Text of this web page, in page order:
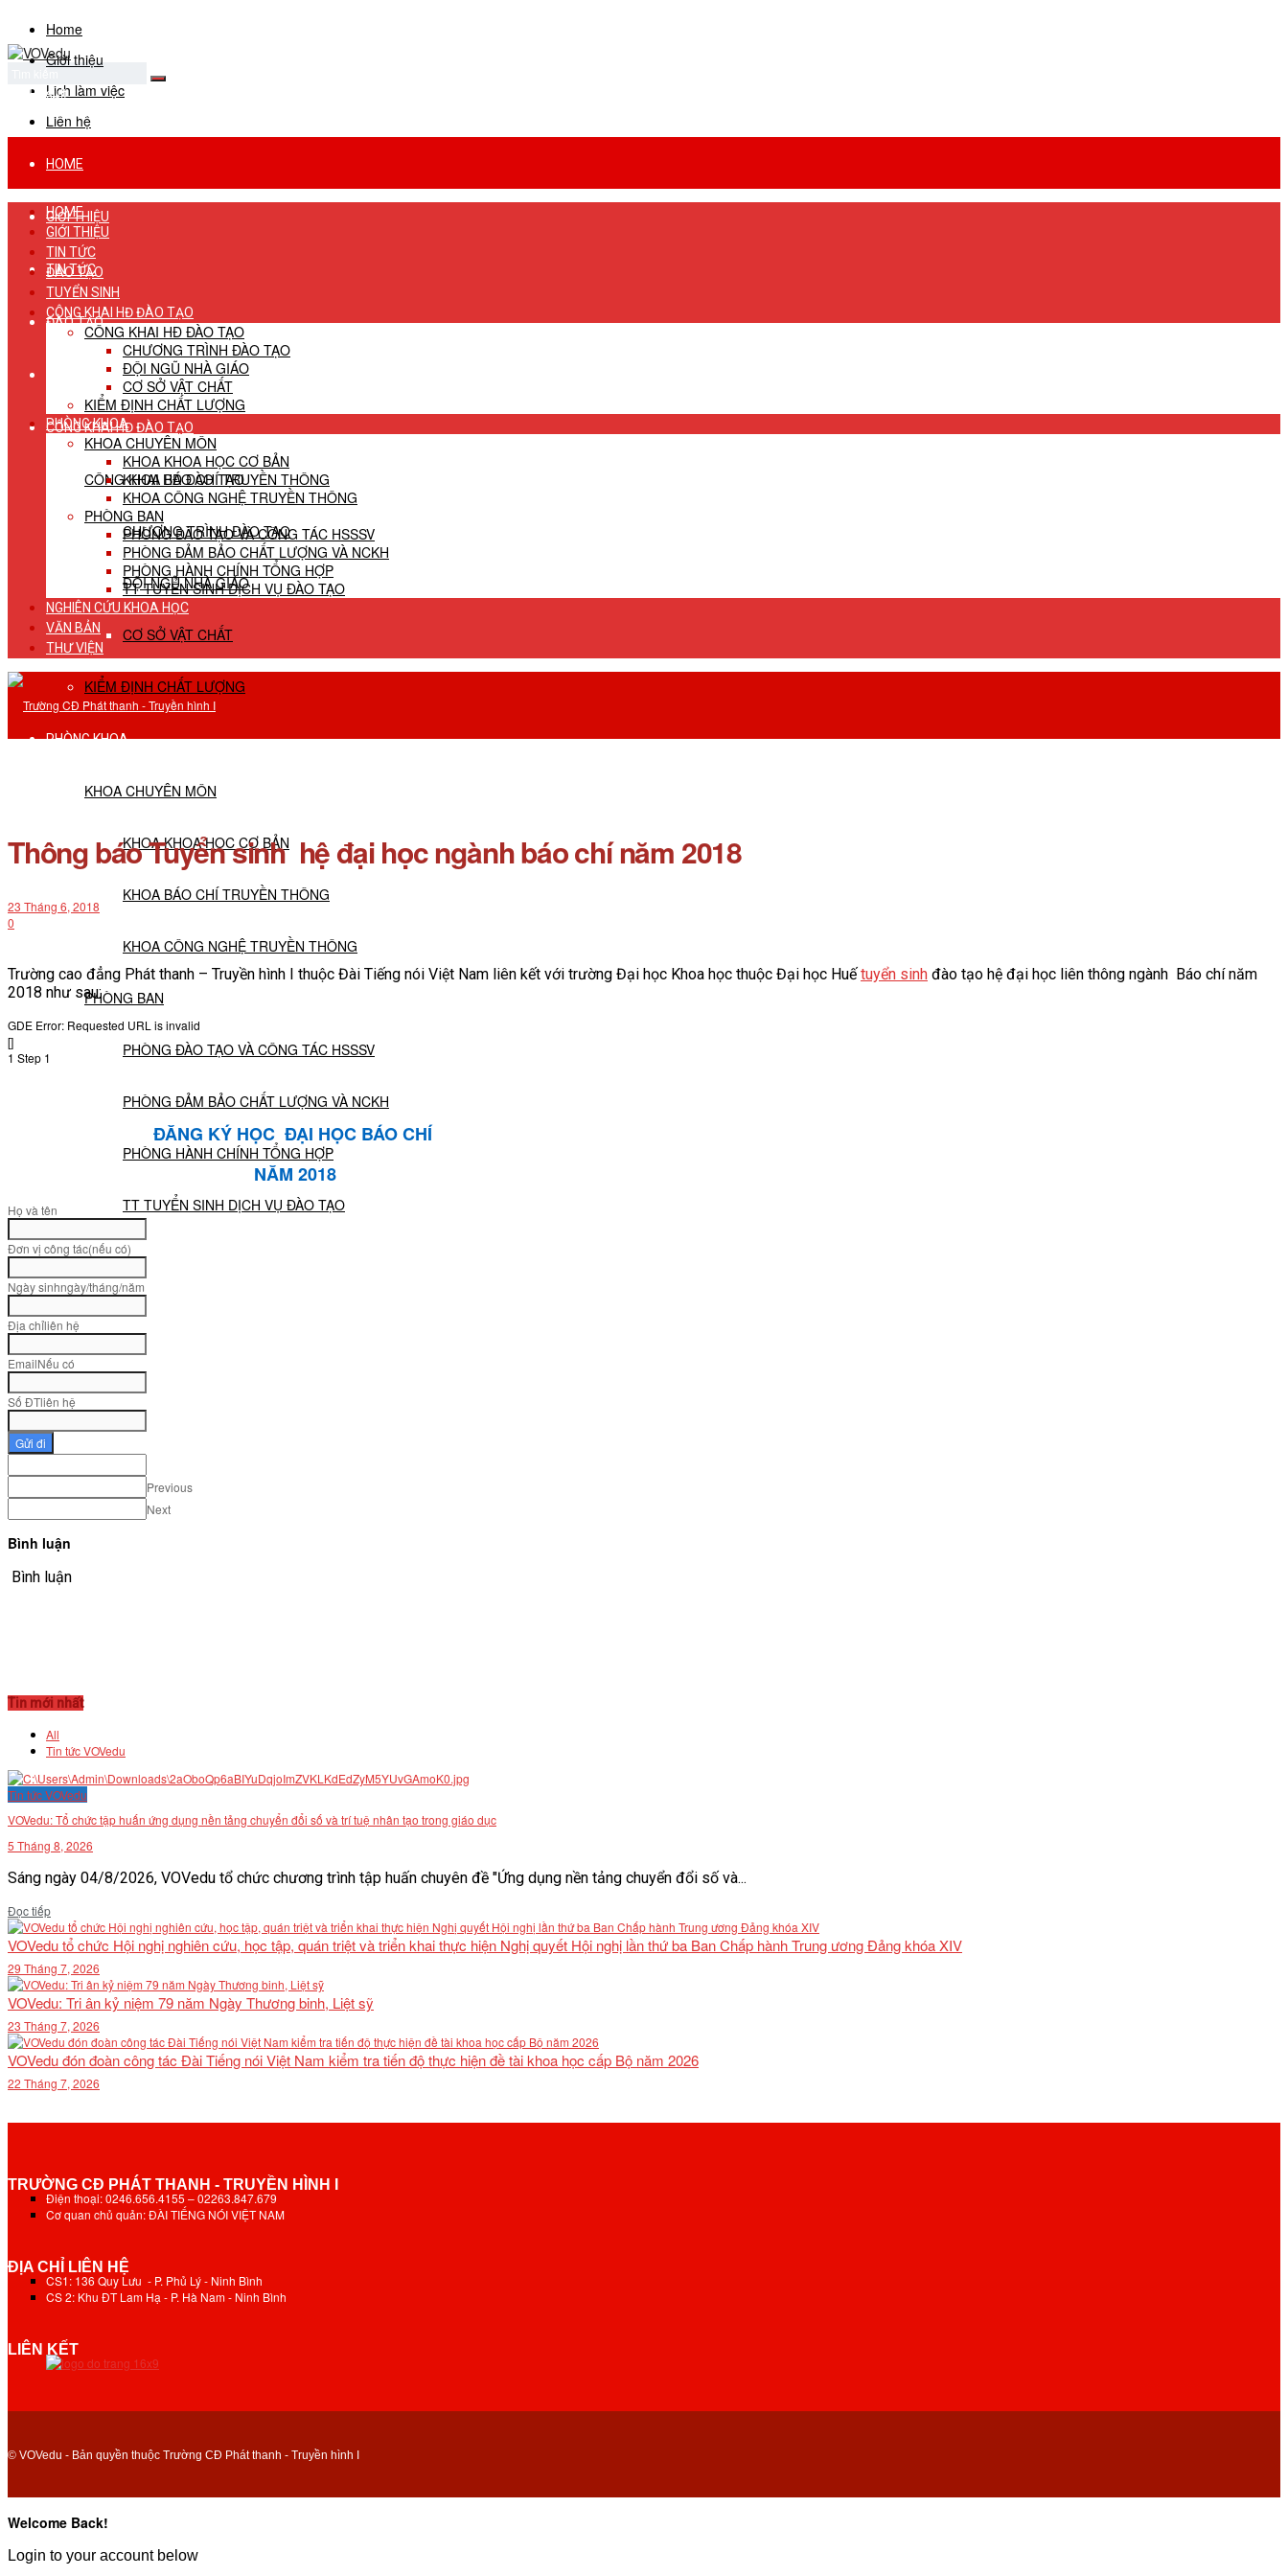
Home
Giới thiệu
Lịch làm việc
Liên hệ
No Result
View All Result
HOME
GIỚI THIỆU
TIN TỨC
ĐÀO TẠO
TUYỂN SINH
CÔNG KHAI HĐ ĐÀO TẠO
CÔNG KHAI HĐ ĐÀO TẠO
CHƯƠNG TRÌNH ĐÀO TẠO
ĐỘI NGŨ NHÀ GIÁO
CƠ SỞ VẬT CHẤT
KIỂM ĐỊNH CHẤT LƯỢNG
PHÒNG KHOA
KHOA CHUYÊN MÔN
KHOA KHOA HỌC CƠ BẢN
KHOA BÁO CHÍ TRUYỀN THÔNG
KHOA CÔNG NGHỆ TRUYỀN THÔNG
PHÒNG BAN
PHÒNG ĐÀO TẠO VÀ CÔNG TÁC HSSSV
PHÒNG ĐẢM BẢO CHẤT LƯỢNG VÀ NCKH
PHÒNG HÀNH CHÍNH TỔNG HỢP
TT TUYỂN SINH DỊCH VỤ ĐÀO TẠO
NGHIÊN CỨU KHOA HỌC
THƯ VIỆN
HOME
GIỚI THIỆU
TIN TỨC
ĐÀO TẠO
TUYỂN SINH
CÔNG KHAI HĐ ĐÀO TẠO
CÔNG KHAI HĐ ĐÀO TẠO
CHƯƠNG TRÌNH ĐÀO TẠO
ĐỘI NGŨ NHÀ GIÁO
CƠ SỞ VẬT CHẤT
KIỂM ĐỊNH CHẤT LƯỢNG
PHÒNG KHOA
KHOA CHUYÊN MÔN
KHOA KHOA HỌC CƠ BẢN
KHOA BÁO CHÍ TRUYỀN THÔNG
KHOA CÔNG NGHỆ TRUYỀN THÔNG
PHÒNG BAN
PHÒNG ĐÀO TẠO VÀ CÔNG TÁC HSSSV
PHÒNG ĐẢM BẢO CHẤT LƯỢNG VÀ NCKH
PHÒNG HÀNH CHÍNH TỔNG HỢP
TT TUYỂN SINH DỊCH VỤ ĐÀO TẠO
NGHIÊN CỨU KHOA HỌC
VĂN BẢN
THƯ VIỆN
Thông báo Tuyển sinh hệ đại học ngành báo chí năm 2018
23 Tháng 6, 2018
0
Trường cao đẳng Phát thanh – Truyền hình I thuộc Đài Tiếng nói Việt Nam liên kết với trường Đại học Khoa học thuộc Đại học Huếtuyển sinh đào tạo hệ đại học liên thông ngành Báo chí năm
2018 như sau:
GDE Error: Requested URL is invalid
[]
1 Step 1
ĐĂNG KÝ HỌC ĐẠI HỌC BÁO CHÍ
NĂM 2018
Họ và tên
Đơn vị công tác(nếu có)
Ngày sinhngày/tháng/năm
Địa chỉliên hệ
EmailNếu có
Số ĐTliên hệ
Gửi đi
Previous
Next
Bình luận
Bình luận
Tin mới nhất
All
Tin tức VOVedu
Tin tức VOVedu
VOVedu: Tổ chức tập huấn ứng dụng nền tảng chuyển đổi số và trí tuệ nhân tạo trong giáo dục
5 Tháng 8, 2026
Sáng ngày 04/8/2026, VOVedu tổ chức chương trình tập huấn chuyên đề "Ứng dụng nền tảng chuyển đổi số và...
Đọc tiếpDetails
VOVedu tổ chức Hội nghị nghiên cứu, học tập, quán triệt và triển khai thực hiện Nghị quyết Hội nghị lần thứ ba Ban Chấp hành Trung ương Đảng khóa XIV
29 Tháng 7, 2026
VOVedu: Tri ân kỷ niệm 79 năm Ngày Thương binh, Liệt sỹ
23 Tháng 7, 2026
VOVedu đón đoàn công tác Đài Tiếng nói Việt Nam kiểm tra tiến độ thực hiện đề tài khoa học cấp Bộ năm 2026
22 Tháng 7, 2026
TRƯỜNG CĐ PHÁT THANH - TRUYỀN HÌNH I
Điện thoại: 0246.656.4155 – 02263.847.679
Cơ quan chủ quản: ĐÀI TIẾNG NÓI VIỆT NAM
ĐỊA CHỈ LIÊN HỆ
CS1: 136 Quy Lưu - P. Phủ Lý - Ninh Bình
CS 2: Khu ĐT Lam Hạ - P. Hà Nam - Ninh Bình
LIÊN KẾT
© VOVedu - Bản quyền thuộc Trường CĐ Phát thanh - Truyền hình I
Welcome Back!
Login to your account below